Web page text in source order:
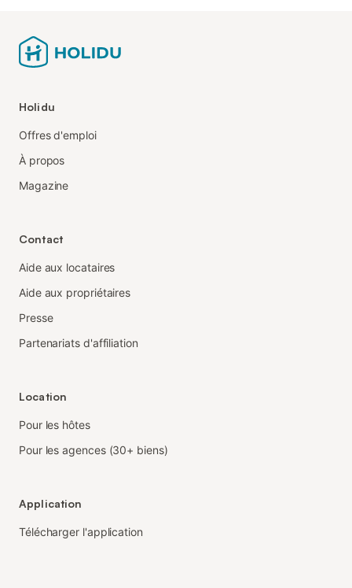
Holidu
Offres d'emploi
À propos
Magazine
Contact
Aide aux locataires
Aide aux propriétaires
Presse
Partenariats d'affiliation
Location
Pour les hôtes
Pour les agences (30+ biens)
Application
Télécharger l'application